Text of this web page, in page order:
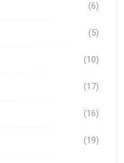
(6)
(5)
(10)
(17)
(16)
(19)